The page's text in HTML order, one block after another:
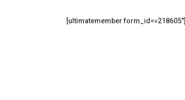
[ultimatemember form_id=»218605″]